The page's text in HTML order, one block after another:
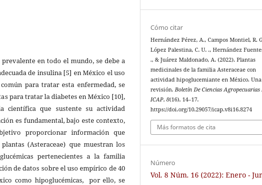
en todo el mundo, se debe a
de insulina [5] en México el uso
para tratar esta enfermedad, se
para tratar la diabetes en México [10],
científica que sustente su actividad
es fundamental, bajo este contexto,
proporcionar información que
(Asteraceae) que muestran los
pertenecientes a la familia
de datos sobre el uso empírico de 40
como hipoglucémicas, por ello, se
Cómo citar
Hernández Pérez, A., Campos Montiel, R.
López Palestina, C. U. ., Hernández
., & Juárez Maldonado, A. (2022). Plantas
medicinales de la familia Asteraceae con
actividad hipoglucemiante en México. Una
revisión.Boletín De Ciencias Agropecuarias
ICAP,8(16), 14–17.
https://doi.org/10.29057/icap.v8i16.8274
Más formatos de cita
Número
Vol. 8 Núm. 16 (2022): Enero -